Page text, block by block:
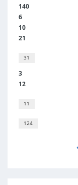
140
6
10
21
31
3
12
11
124